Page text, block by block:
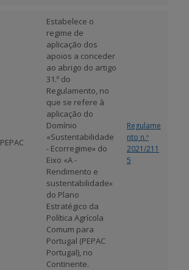
PEPAC
Estabelece o
regime de
aplicação dos
apoios a conceder
ao abrigo do artigo
31.º do
Regulamento, no
que se refere à
aplicação do
Domínio
«Sustentabilidade
- Ecorregime» do
Eixo «A -
Rendimento e
sustentabilidade»
do Plano
Estratégico da
Política Agrícola
Comum para
Portugal (PEPAC
Portugal), no
Continente.
Regulame
nto n.º
2021/211
5